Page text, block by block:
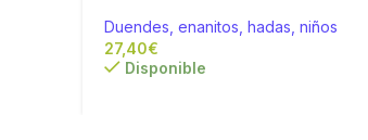
Duendes, enanitos, hadas, niños
€
Disponible